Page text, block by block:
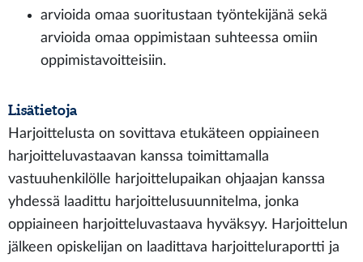
arvioida omaa suoritustaan työntekijänä sekä
arvioida omaa oppimistaan suhteessa omiin
oppimistavoitteisiin.
Lisätietoja
Harjoittelusta on sovittava etukäteen oppiaineen
harjoitteluvastaavan kanssa toimittamalla
vastuuhenkilölle harjoittelupaikan ohjaajan kanssa
yhdessä laadittu harjoittelusuunnitelma, jonka
oppiaineen harjoitteluvastaava hyväksyy. Harjoittelun
jälkeen opiskelijan on laadittava harjoitteluraportti ja